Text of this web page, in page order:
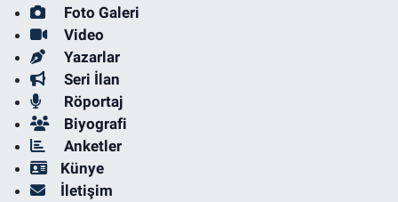
Foto Galeri
Video
Yazarlar
Seri İlan
Röportaj
Biyografi
Anketler
Künye
İletişim